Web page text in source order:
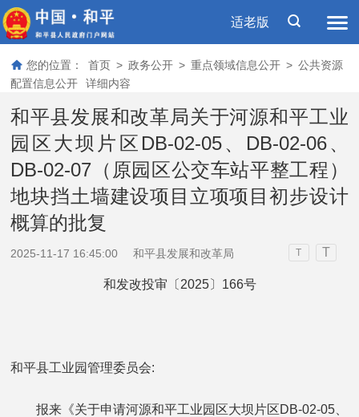
适老版
您的位置： 首页 > 政务公开 > 重点领域信息公开 > 公共资源
配置信息公开
详细内容
和平县发展和改革局关于河源和平工业
园区大坝片区DB-02-05、DB-02-06、
DB-02-07（原园区公交车站平整工程）
地块挡土墙建设项目立项项目初步设计
概算的批复
2025-11-17 16:45:00 和平县发展和改革局 T T
和发改投审〔2025〕166号
和平县工业园管理委员会:
报来《关于申请河源和平工业园区大坝片区DB-02-05、